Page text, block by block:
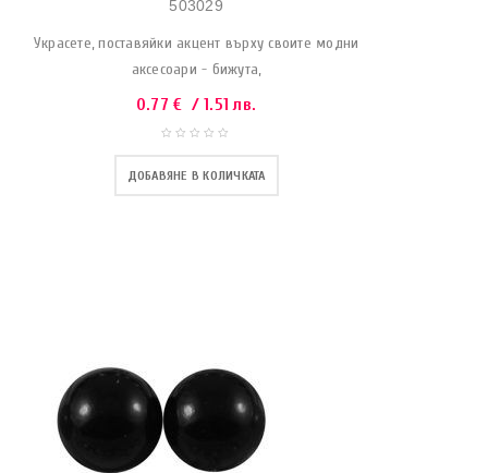
503029
Украсете, поставяйки акцент върху своите модни
аксесоари - бижута,
0.77€ / 1.51 лв.
ДОБАВЯНЕ В КОЛИЧКАТА